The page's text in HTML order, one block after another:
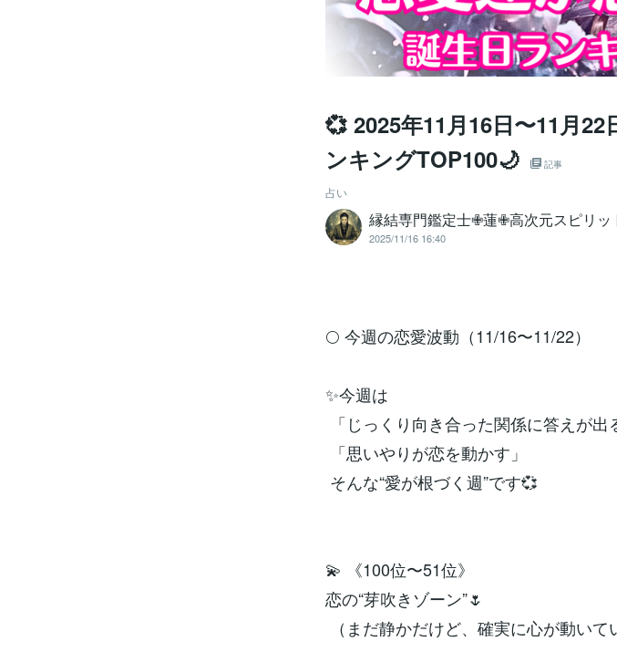
💞 2025年11月16日〜11月
ンキングTOP100🌙
記事
占い
縁結専門鑑定士✙蓮✙高次元スピリッ
2025/11/16 16:40
🌕 今週の恋愛波動（11/16〜11/22）
✨今週は
「じっくり向き合った関係に答えが出
「思いやりが恋を動かす」
そんな“愛が根づく週”です💞
💫 《100位〜51位》
恋の“芽吹きゾーン”🌷
（まだ静かだけど、確実に心が動いて